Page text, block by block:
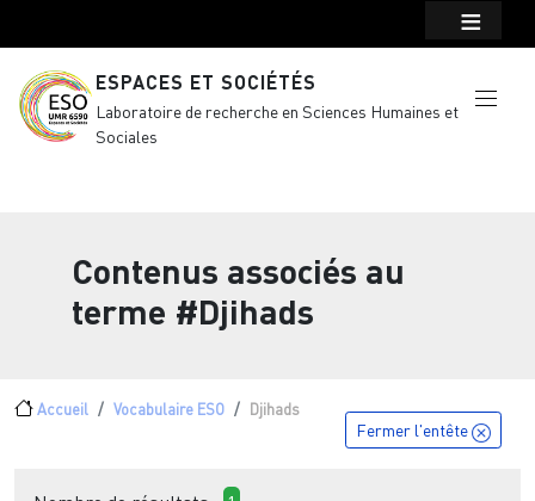
ESPACES ET SOCIÉTÉS
Laboratoire de recherche en Sciences Humaines et
Sociales
Contenus associés au
terme #Djihads
Fil d'Ariane
Accueil Vocabulaire ESO Djihads
Fermer l'entête